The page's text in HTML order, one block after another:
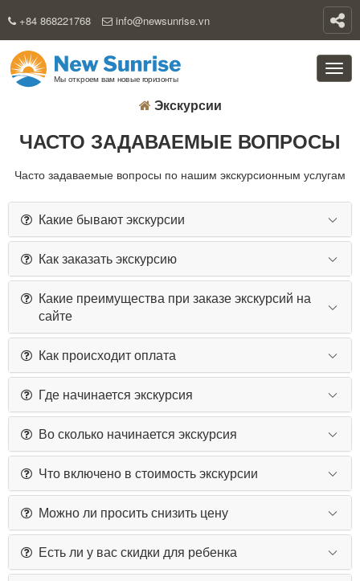
+84 868221768 info@newsunrise.vn
Экскурсии
ЧАСТО ЗАДАВАЕМЫЕ ВОПРОСЫ
Часто задаваемые вопросы по нашим экскурсионным услугам
Какие бывают экскурсии
Как заказать экскурсию
Какие преимущества при заказе экскурсий на
сайте
Как происходит оплата
Где начинается экскурсия
Во сколько начинается экскурсия
Что включено в стоимость экскурсии
Можно ли просить снизить цену
Есть ли у вас скидки для ребенка